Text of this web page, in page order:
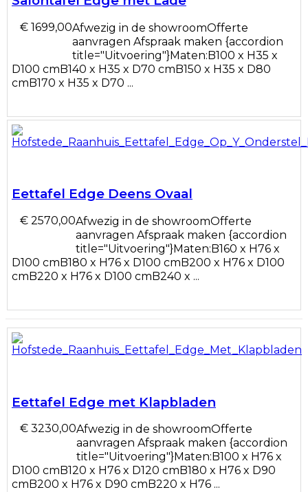
€ 1699,00Afwezig in de showroomOfferte
aanvragen Afspraak maken {accordion
title="Uitvoering"}Maten:B100 x H35 x
D100 cmB140 x H35 x D70 cmB150 x H35 x D80
cmB170 x H35 x D70 ...
Eettafel Edge Deens Ovaal
€ 2570,00Afwezig in de showroomOfferte
aanvragen Afspraak maken {accordion
title="Uitvoering"}Maten:B160 x H76 x
D100 cmB180 x H76 x D100 cmB200 x H76 x D100
cmB220 x H76 x D100 cmB240 x ...
Eettafel Edge met Klapbladen
€ 3230,00Afwezig in de showroomOfferte
aanvragen Afspraak maken {accordion
title="Uitvoering"}Maten:B100 x H76 x
D100 cmB120 x H76 x D120 cmB180 x H76 x D90
cmB200 x H76 x D90 cmB220 x H76 ...